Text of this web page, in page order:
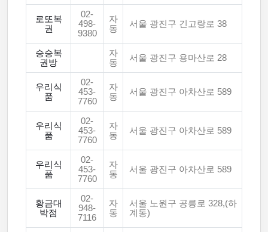
로또복
권
02-
498-
9380
자
동
서울 광진구 긴고랑로 38
승승복
권방
자
동
서울 광진구 용마산로 28
우리식
품
02-
453-
7760
자
동
서울 광진구 아차산로 589
우리식
품
02-
453-
7760
자
동
서울 광진구 아차산로 589
우리식
품
02-
453-
7760
자
동
서울 광진구 아차산로 589
황금대
박점
02-
948-
7116
자
동
서울 노원구 공릉로 328,(하
계동)